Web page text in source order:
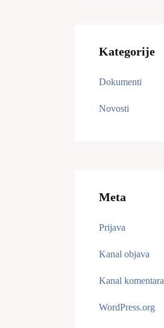
Kategorije
Dokumenti
Novosti
Meta
Prijava
Kanal objava
Kanal komentara
WordPress.org